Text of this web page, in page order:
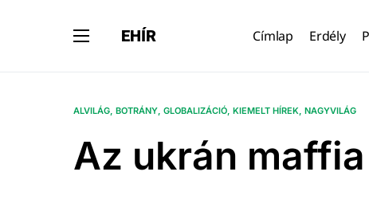
EHÍR Címlap Erdély
ALVILÁG BOTRÁNY GLOBALIZÁCIÓ KIEMELT HÍREK NAGYVILÁG
Az ukrán